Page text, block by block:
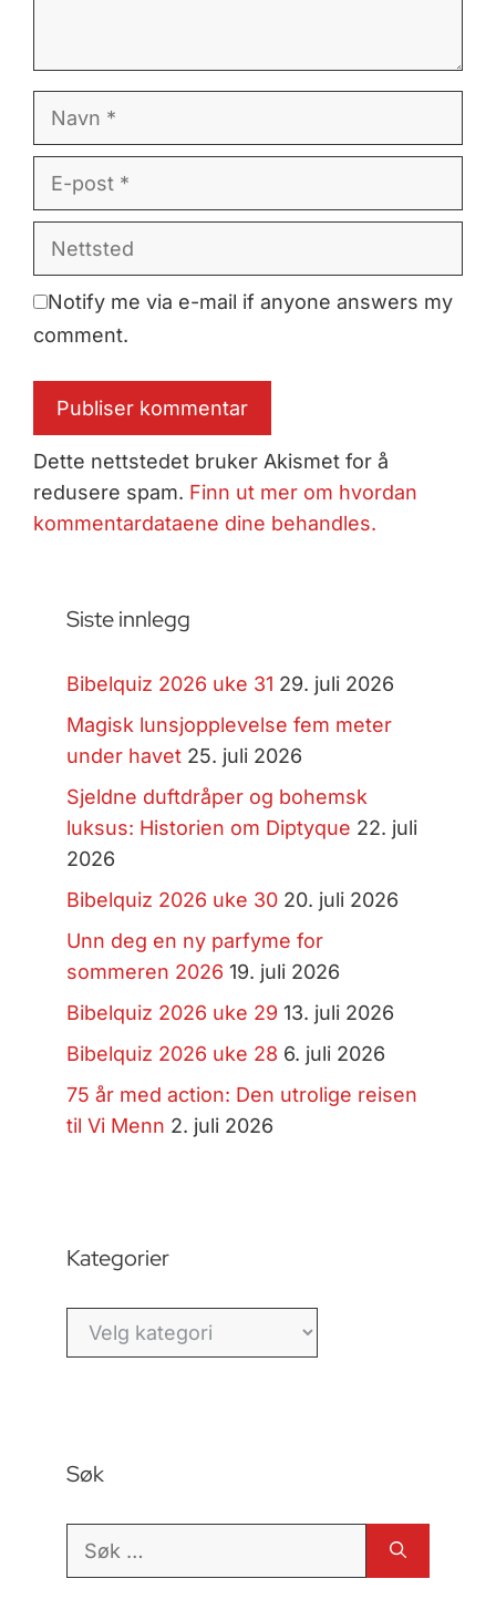
post
Notify me via e-mail if anyone answers my
comment.
Dette nettstedet bruker Akismet for å
redusere spam. Finn ut mer om hvordan
kommentardataene dine behandles.
Siste innlegg
Bibelquiz 2026 uke 31 29. juli 2026
Magisk lunsjopplevelse fem meter
under havet 25. juli 2026
Sjeldne duftdråper og bohemsk
luksus: Historien om Diptyque 22. juli
2026
Bibelquiz 2026 uke 30 20. juli 2026
Unn deg en ny parfyme for
sommeren 2026 19. juli 2026
Bibelquiz 2026 uke 29 13. juli 2026
Bibelquiz 2026 uke 28 6. juli 2026
75 år med action: Den utrolige reisen
til Vi Menn 2. juli 2026
Kategorier
Kategorier
Søk
Søk